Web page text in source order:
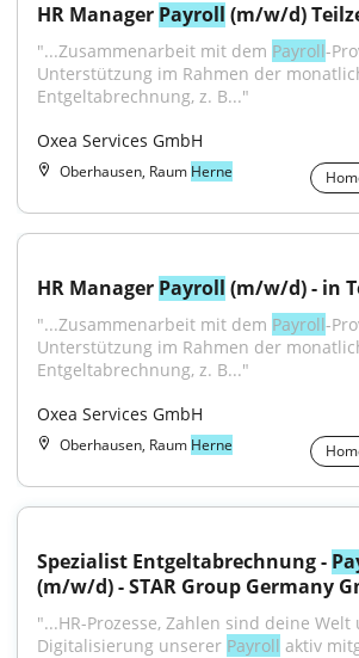
HR Manager Payroll (m/w/d)
"...Zusammenarbeit mit dem Payroll-
Unterstützung im Rahmen der
Entgeltabrechnung, z. B..."
Oxea Services GmbH
Oberhausen, Raum Herne
HR Manager Payroll (m/w/d) - in
"...Zusammenarbeit mit dem Payroll-
Unterstützung im Rahmen der
Entgeltabrechnung, z. B..."
Oxea Services GmbH
Oberhausen, Raum Herne
Spezialist Entgeltabrechnung -
(m/w/d) - STAR Group Germany
"...HR-Prozesse, Zahlen sind deine
Digitalisierung unserer Payroll aktiv